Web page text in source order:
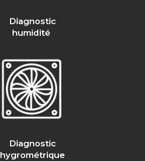
Diagnostic
humidité
Diagnostic
hygrométrique